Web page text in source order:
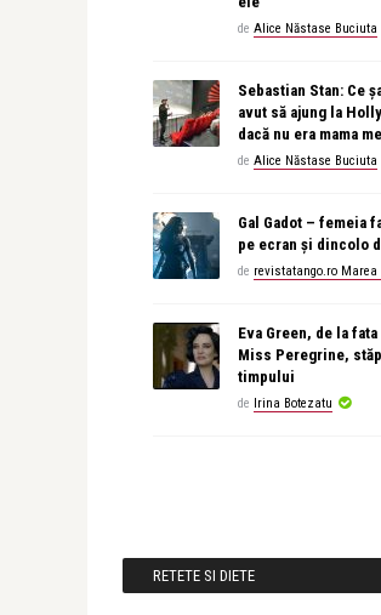
de Alice Năstase Buciuta
Sebastian Stan: Ce
avut să ajung la
dacă nu era mama
de Alice Năstase Buciuta
Gal Gadot – femeia
pe ecran și dincolo
de revistatango.ro Marea
Eva Green, de la
Miss Peregrine,
timpului
de Irina Botezatu
RETETE SI DIETE